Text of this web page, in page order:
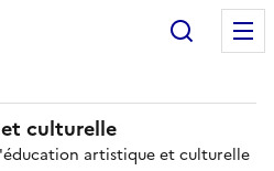
culturelle
artistique et culturelle